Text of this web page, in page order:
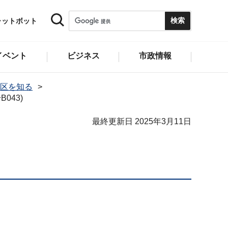
トボット
ント ビジネス 市政情報
を知る
B043)
最終更新日 2025年3月11日